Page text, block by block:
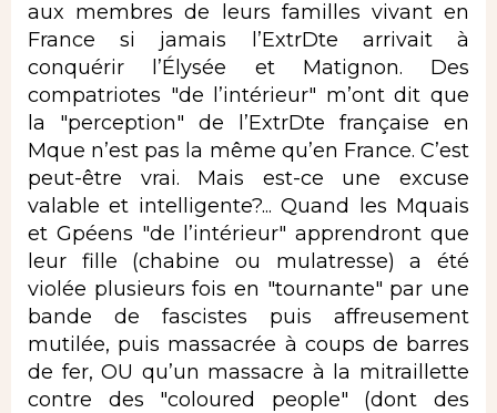
aux membres de leurs familles vivant en
France si jamais l’ExtrDte arrivait à
conquérir l’Élysée et Matignon. Des
compatriotes "de l’intérieur" m’ont dit que
la "perception" de l’ExtrDte française en
Mque n’est pas la même qu’en France. C’est
peut-être vrai. Mais est-ce une excuse
valable et intelligente?... Quand les Mquais
et Gpéens "de l’intérieur" apprendront que
leur fille (chabine ou mulatresse) a été
violée plusieurs fois en "tournante" par une
bande de fascistes puis affreusement
mutilée, puis massacrée à coups de barres
de fer, OU qu’un massacre à la mitraillette
contre des "coloured people" (dont des